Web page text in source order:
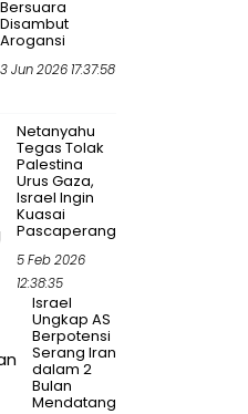
Bersuara
Disambut
Arogansi
3 Jun 2026 17:37:58
Netanyahu
Tegas Tolak
Palestina
Urus Gaza,
Israel Ingin
Kuasai
Pascaperang
5 Feb 2026
12:38:35
Israel
Ungkap AS
Berpotensi
Serang Iran
dalam 2
Bulan
Mendatang